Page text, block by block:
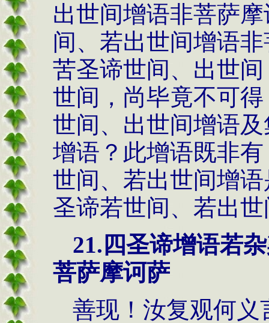
出世间增语非菩萨
间、若出世间增语
苦圣谛世间、出世
世间，尚毕竟不可
世间、出世间增语
增语？此增语既非
世间、若出世间增
圣谛若世间、若出
21. 四圣谛增语若
菩萨摩诃萨
善现！汝复观何